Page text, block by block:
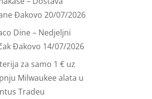
Đakovo 20/07/2026
Dine – Nedjeljni
Đakovo 14/07/2026
za samo 1 € uz
Milwaukee alata u
Tradeu